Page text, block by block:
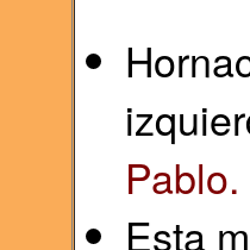
Esta